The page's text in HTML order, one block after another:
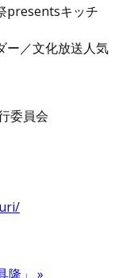
presentsキッチ
ー／文化放送人気
委員会
隆」 »